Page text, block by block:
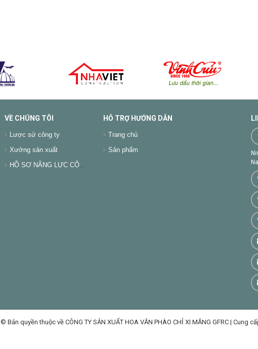
VỀ CHÚNG TÔI
Lược sử công ty
Xưởng sản xuất
HỒ SƠ NĂNG LỰC CÔNG TY
HỖ TRỢ HƯỚNG DẪN
Trang chủ
Sản phẩm
© Bản quyền thuộc về CÔNG TY SẢN XUẤT HOA VĂN PHÀO CHỈ XI MĂNG GFRC | Cung